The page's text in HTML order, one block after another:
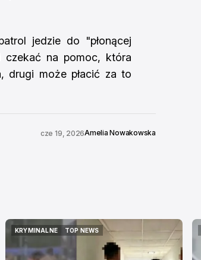
jedzie do "płonącej
na pomoc, która
drugi może płacić za to
cze 19, 2026Amelia Nowakowska
KRYMINALNE
TOP NEWS
TOP NEWS